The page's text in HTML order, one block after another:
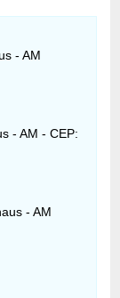
- AM
- AM - CEP:
- AM